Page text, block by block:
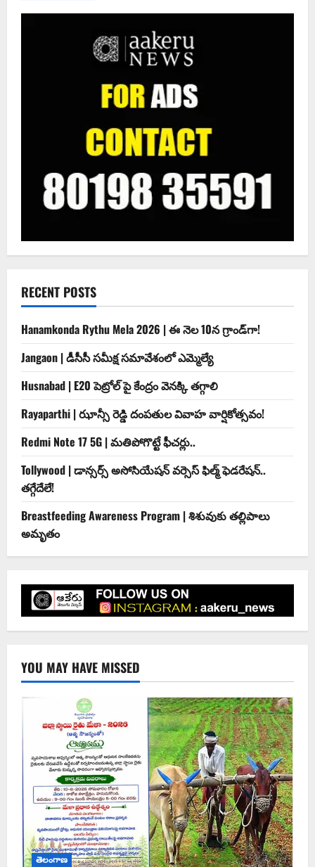
RECENT POSTS
Hanamkonda Rythu Mela 2026 | ఈ నెల 10న గ్రాండ్‌గా!
Jangaon | డీసీసీ సమీక్ష సమావేశంలో ఎమ్మెల్యే
Husnabad | E20 పెట్రోల్ పై కేంద్రం వెనక్కి తగ్గాలి
Rayaparthi | ఝాన్సీ రెడ్డి దంపతుల వివాహ వార్షికోత్సవం!
Redmi Note 17 5G | మతిపోగొట్టే ఫీచర్లు..
Tollywood | డాన్సర్స్ అసోసియేషన్ వర్సెస్ ఫిల్మ్ ఫెడరేషన్..
తగ్గేదేలే!
Breastfeeding Awareness Program | శిశువుకు తల్లిపాలు
అమృతం
YOU MAY HAVE MISSED
తెలంగాణ